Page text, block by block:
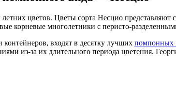
цветов. Цветы сорта Несцио
корневые многолетники с перисто-
входят в десятку лучших помпонных
из-за их длительного периода цветения.